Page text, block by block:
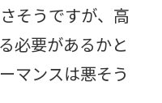
そうですが、高
必要があるかと
マンスは悪そう